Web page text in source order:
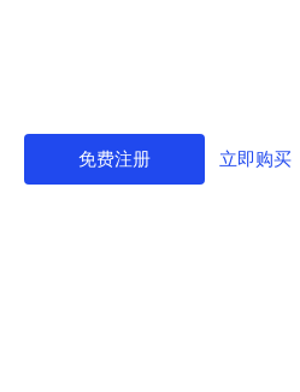
免费注册 立即购买